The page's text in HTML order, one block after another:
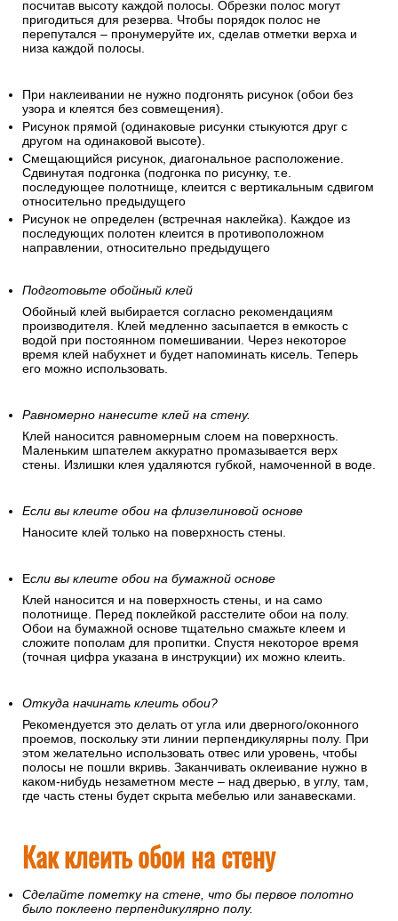
посчитав высоту каждой полосы. Обрезки полос могут
пригодиться для резерва. Чтобы порядок полос не
перепутался – пронумеруйте их, сделав отметки верха и
низа каждой полосы.
При наклеивании не нужно подгонять рисунок (обои без
узора и клеятся без совмещения).
Рисунок прямой (одинаковые рисунки стыкуются друг с
другом на одинаковой высоте).
Смещающийся рисунок, диагональное расположение.
Сдвинутая подгонка (подгонка по рисунку, т.е.
последующее полотнище, клеится с вертикальным сдвигом
относительно предыдущего
Рисунок не определен (встречная наклейка). Каждое из
последующих полотен клеится в противоположном
направлении, относительно предыдущего
Подготовьте обойный клей
Обойный клей выбирается согласно рекомендациям
производителя. Клей медленно засыпается в емкость с
водой при постоянном помешивании. Через некоторое
время клей набухнет и будет напоминать кисель. Теперь
его можно использовать.
Равномерно нанесите клей на стену.
Клей наносится равномерным слоем на поверхность.
Маленьким шпателем аккуратно промазывается верх
стены. Излишки клея удаляются губкой, намоченной в воде.
Если вы клеите обои на флизелиновой основе
Наносите клей только на поверхность стены.
Если вы клеите обои на бумажной основе
Клей наносится и на поверхность стены, и на само
полотнище. Перед поклейкой расстелите обои на полу.
Обои на бумажной основе тщательно смажьте клеем и
сложите пополам для пропитки. Спустя некоторое время
(точная цифра указана в инструкции) их можно клеить.
Откуда начинать клеить обои?
Рекомендуется это делать от угла или дверного/оконного
проемов, поскольку эти линии перпендикулярны полу. При
этом желательно использовать отвес или уровень, чтобы
полосы не пошли вкривь. Заканчивать оклеивание нужно в
каком-нибудь незаметном месте – над дверью, в углу, там,
где часть стены будет скрыта мебелью или занавесками.
Как клеить обои на стену
Сделайте пометку на стене, что бы первое полотно
было поклеено перпендикулярно полу.